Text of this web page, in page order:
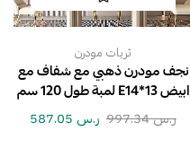
ثريات مودرن
نجف مودرن ذهبي مع شفاف مع
ابيض E14*13 لمبة طول 120 سم
ر.س997.34 ر.س